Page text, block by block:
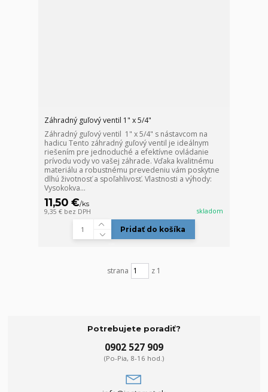
Záhradný guľový ventil 1" x 5/4"
Záhradný guľový ventil 1" x 5/4" s nástavcom na
hadicu Tento záhradný guľový ventil je ideálnym
riešením pre jednoduché a efektívne ovládanie
prívodu vody vo vašej záhrade. Vďaka kvalitnému
materiálu a robustnému prevedeniu vám poskytne
dlhú životnosť a spoľahlivosť. Vlastnosti a výhody:
Vysokokva...
11,50 €/ks
9,35 € bez DPH skladom
Pridať do košíka
strana z 1
Potrebujete poradiť?
0902 527 909
(Po-Pia, 8-16 hod.)